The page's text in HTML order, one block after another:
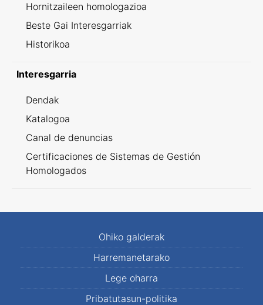
Hornitzaileen homologazioa
Beste Gai Interesgarriak
Historikoa
Interesgarria
Dendak
Katalogoa
Canal de denuncias
Certificaciones de Sistemas de Gestión
Homologados
Ohiko galderak
Harremanetarako
Lege oharra
Pribatutasun-politika